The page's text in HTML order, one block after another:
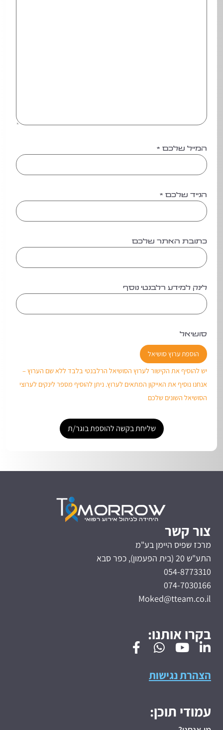
המייל שלכם *
הנייד שלכם *
כתובת האתר שלכם
לינק למידע רלבנטי נוסף
סושיאל
הוספת ערוץ סושיאל
יש להוסיף את הקישור לערוץ הסושיאל הרלבנטי בלבד ללא שם הערוץ –
אנחנו נוסיף את האייקון המתאים לערוץ. ניתן להוסיף מספר לינקים לערוצי
הסושיאל השונים שלכם
שליחת בקשה להוספת בוגר/ת
צור קשר
מרכז שפיס היימן בע"מ
התע"ש 20 (בית הפעמון), כפר סבא
054-8773310
074-7030166
Moked@tteam.co.il
בקרו אותנו:
הצהרת נגישות
עמודי תוכן: